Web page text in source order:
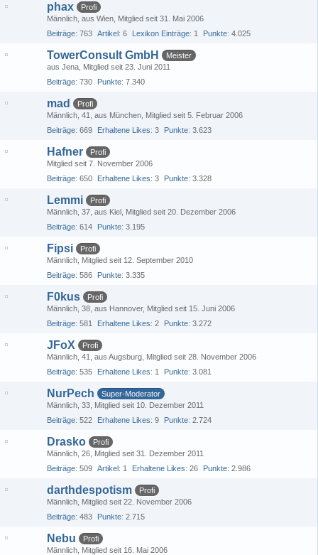
phax
Profi
Männlich aus Wien Mitglied seit 31. Mai 2006
Beiträge 763 Artikel 6 Lexikon Einträge 1 Punkte 4.025
TowerConsult GmbH
Meister
aus Jena Mitglied seit 23. Juni 2011
Beiträge 730 Punkte 7.340
mad
Profi
Männlich 41 aus München Mitglied seit 5. Februar 2006
Beiträge 669 Erhaltene Likes 3 Punkte 3.623
Hafner
Profi
Mitglied seit 7. November 2006
Beiträge 650 Erhaltene Likes 3 Punkte 3.328
Lemmi
Profi
Männlich 37 aus Kiel Mitglied seit 20. Dezember 2006
Beiträge 614 Punkte 3.195
Fipsi
Profi
Männlich Mitglied seit 12. September 2010
Beiträge 586 Punkte 3.335
F0kus
Profi
Männlich 38 aus Hannover Mitglied seit 15. Juni 2006
Beiträge 581 Erhaltene Likes 2 Punkte 3.272
JFoX
Profi
Männlich 41 aus Augsburg Mitglied seit 28. November 2006
Beiträge 535 Erhaltene Likes 1 Punkte 3.081
NurPech
Super-Moderator
Männlich 33 Mitglied seit 10. Dezember 2011
Beiträge 522 Erhaltene Likes 9 Punkte 2.724
Drasko
Profi
Männlich 26 Mitglied seit 31. Dezember 2011
Beiträge 509 Artikel 1 Erhaltene Likes 26 Punkte 2.986
darthdespotism
Profi
Männlich Mitglied seit 22. November 2006
Beiträge 483 Punkte 2.715
Nebu
Profi
Männlich Mitglied seit 16. Mai 2006